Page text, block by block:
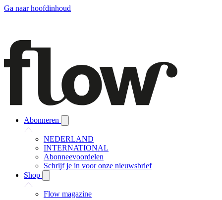
Ga naar hoofdinhoud
Abonneren
NEDERLAND
INTERNATIONAL
Abonneevoordelen
Schrijf je in voor onze nieuwsbrief
Shop
Flow magazine